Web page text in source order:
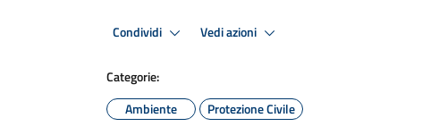
Condividi Vedi azioni
Categorie:
Ambiente
Protezione Civile